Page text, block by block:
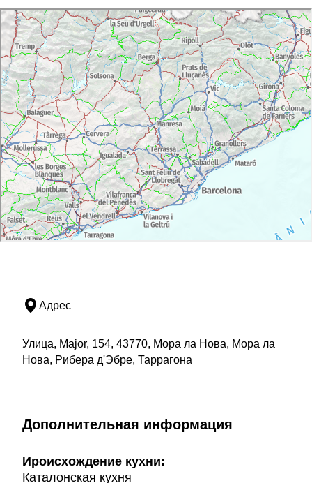
Адрес
Улица, Major, 154, 43770, Мора ла Нова, Мора ла
Нова, Рибера д'Эбре, Таррагона
Дополнительная информация
Ироисхождение кухни:
Каталонская кухня